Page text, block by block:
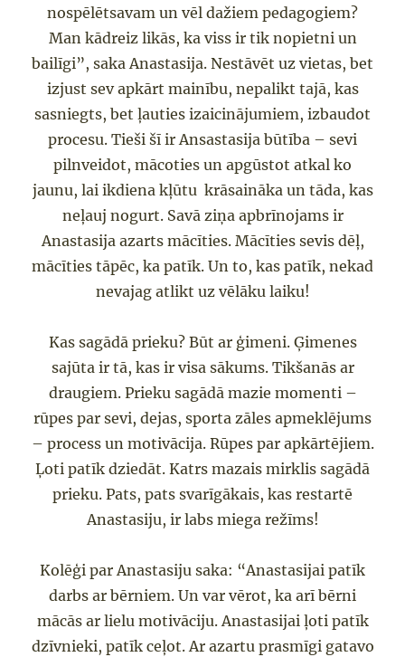
nospēlētsavam un vēl dažiem pedagogiem?
Man kādreiz likās, ka viss ir tik nopietni un
bailīgi”, saka Anastasija. Nestāvēt uz vietas, bet
izjust sev apkārt mainību, nepalikt tajā, kas
sasniegts, bet ļauties izaicinājumiem, izbaudot
procesu. Tieši šī ir Ansastasija būtība – sevi
pilnveidot, mācoties un apgūstot atkal ko
jaunu, lai ikdiena kļūtu krāsaināka un tāda, kas
neļauj nogurt.Savā ziņa apbrīnojams ir
Anastasija azarts mācīties. Mācīties sevis dēļ,
mācīties tāpēc, ka patīk. Un to, kas patīk, nekad
nevajag atlikt uz vēlāku laiku!
Kas sagādā prieku? Būt ar ģimeni. Ģimenes
sajūtair tā, kas ir visa sākums. Tikšanās ar
draugiem. Prieku sagādā mazie momenti –
rūpes par sevi, dejas, sporta zāles apmeklējums
– process un motivācija. Rūpes par apkārtējiem.
Ļoti patīk dziedāt. Katrs mazais mirklis sagādā
prieku. Pats, pats svarīgākais, kas restartē
Anastasiju, ir labs miega režīms!
Kolēģi par Anastasiju saka: “Anastasijai patīk
darbs ar bērniem. Un var vērot, ka arī bērni
mācās ar lielu motivāciju. Anastasijai ļoti patīk
dzīvnieki, patīk ceļot.Ar azartu prasmīgi gatavo